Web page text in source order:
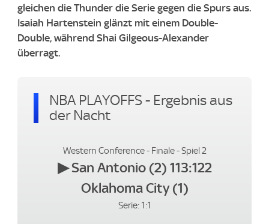
gleichen die Thunder die Serie gegen die Spurs aus.
Isaiah Hartenstein glänzt mit einem Double-
Double, während Shai Gilgeous-Alexander
überragt.
NBA PLAYOFFS - Ergebnis aus
der Nacht
Western Conference - Finale - Spiel 2
▶San Antonio (2) 113:122
Oklahoma City (1)
Serie: 1:1